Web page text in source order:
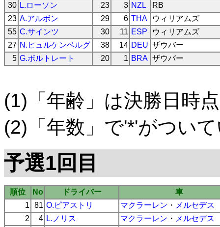
30 L.ローソン 23 3 NZL
RB
23 A.アルボン 29 6 THA
ウィリアムズ
55 C.サインツ 30 11 ESP
ウィリアムズ
27 N.ヒュルケンベルグ 38 14 DEU ザウバー
5 G.ボルトレート 20 1 BRA ザウバー
(1)「年齢」は決勝日時点
(2)「年数」で'*'がつい
予選1回目
順位 No ドライバー
車
1
81 O.ピアストリ マクラーレン ・ メルセデス
2
4 L.ノリス マクラーレン ・ メルセデス